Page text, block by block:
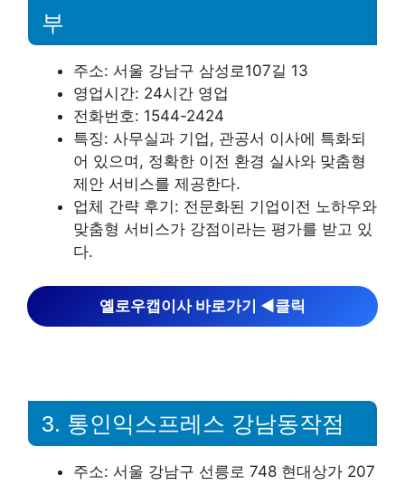
부
주소: 서울 강남구 삼성로107길 13
영업시간: 24시간 영업
전화번호: 1544-2424
특징: 사무실과 기업, 관공서 이사에 특화되
어 있으며, 정확한 이전 환경 실사와 맞춤형
제안 서비스를 제공한다.
업체 간략 후기: 전문화된 기업이전 노하우와
맞춤형 서비스가 강점이라는 평가를 받고 있
다.
옐로우캡이사 바로가기 ◀︎클릭
3. 통인익스프레스 강남동작점
주소: 서울 강남구 선릉로 748 현대상가 207